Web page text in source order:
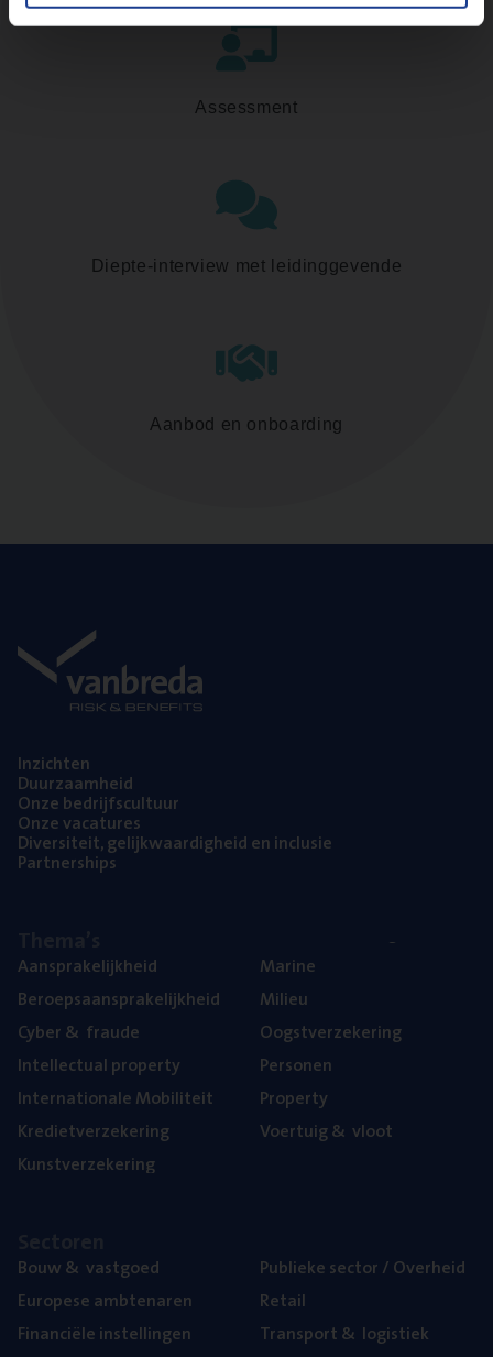
Assessment
Diepte-interview met leidinggevende
Aanbod en onboarding
Inzich­ten
Duur­zaam­heid
Onze bedrijfs­cul­tuur
Onze vaca­tu­res
Diver­si­teit, gelijk­waar­dig­heid en inclusie
Part­ner­ships
Aan­spra­ke­lijk­heid
Beroeps­aan­spra­ke­lijk­heid
Cyber& fraude
Intel­lec­tu­al property
Inter­na­ti­o­na­le Mobiliteit
Kre­diet­ver­ze­ke­ring
Kunst­ver­ze­ke­ring
Mari­ne
Mili­eu
Oogst­ver­ze­ke­ring
Per­so­nen
Pro­per­ty
Voer­tuig& vloot
Bouw& vastgoed
Euro­pe­se ambtenaren
Finan­ci­ë­le instellingen
Publie­ke sec­tor / Overheid
Retail
Trans­port& logistiek